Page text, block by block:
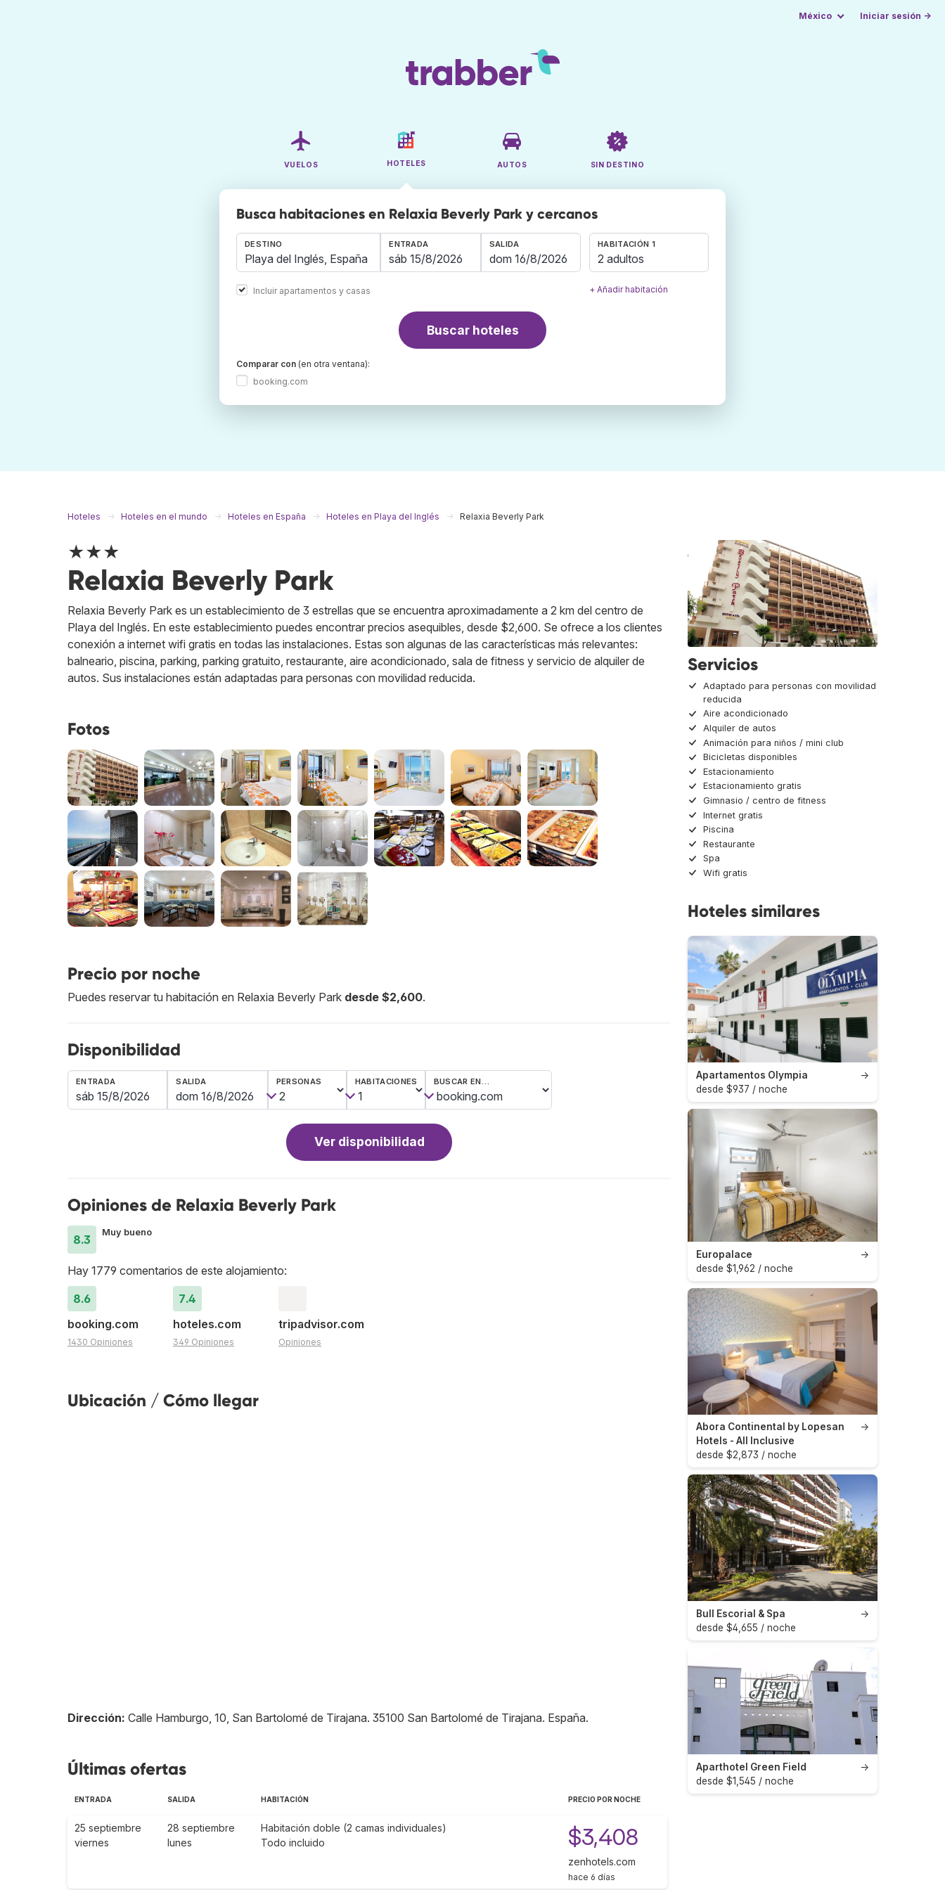
México Iniciar sesión →
VUELOS HOTELES AUTOS SIN DESTINO
Busca habitaciones en Relaxia Beverly Park y cercanos
DESTINO
Incluir apartamentos y casas
ENTRADA SALIDA HABITACIÓN 1
2 adultos
+ Añadir habitación
Buscar hoteles
Comparar con (en otra ventana):
booking.com
Hoteles Hoteles en el mundo Hoteles en España Hoteles en Playa del Inglés Relaxia Beverly Park
★★★
Relaxia Beverly Park
Relaxia Beverly Park es un establecimiento de 3 estrellas que se encuentra aproximadamente a 2 km del centro de
Playa del Inglés. En este establecimiento puedes encontrar precios asequibles, desde $2,600. Se ofrece a los clientes
conexión a internet wifi gratis en todas las instalaciones. Estas son algunas de las características más relevantes:
balneario, piscina, parking, parking gratuito, restaurante, aire acondicionado, sala de fitness y servicio de alquiler de
autos. Sus instalaciones están adaptadas para personas con movilidad reducida.
Fotos
Precio por noche
Puedes reservar tu habitación en Relaxia Beverly Park desde $2,600.
Disponibilidad
ENTRADA SALIDA PERSONAS HABITACIONES BUSCAR EN…
Ver disponibilidad
Opiniones de Relaxia Beverly Park
8.3
Muy bueno
Hay 1779 comentarios de este alojamiento:
8.6
booking.com
1430 Opiniones
7.4
hoteles.com
349 Opiniones
tripadvisor.com
Opiniones
Ubicación / Cómo llegar
Dirección: Calle Hamburgo, 10, San Bartolomé de Tirajana. 35100 San Bartolomé de Tirajana. España.
Últimas ofertas
ENTRADA SALIDA HABITACIÓN PRECIO POR NOCHE
25 septiembre
viernes
28 septiembre
lunes
Habitación doble (2 camas individuales)
Todo incluido
$3,408
zenhotels.com
hace 6 días
Servicios
Adaptado para personas con movilidad
reducida
Aire acondicionado
Alquiler de autos
Animación para niños / mini club
Bicicletas disponibles
Estacionamiento
Estacionamiento gratis
Gimnasio / centro de fitness
Internet gratis
Piscina
Restaurante
Spa
Wifi gratis
Hoteles similares
→
Apartamentos Olympia
desde $937 / noche
→
Europalace
desde $1,962 / noche
→
Abora Continental by Lopesan
Hotels - All Inclusive
desde $2,873 / noche
→
Bull Escorial & Spa
desde $4,655 / noche
→
Aparthotel Green Field
desde $1,545 / noche